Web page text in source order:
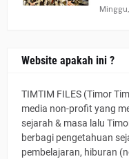
Website apakah ini ?
TIMTIM FILES (Timor
media non-profit yang
sejarah & masa lalu
berbagi pengetahuan
pembelajaran, hiburan